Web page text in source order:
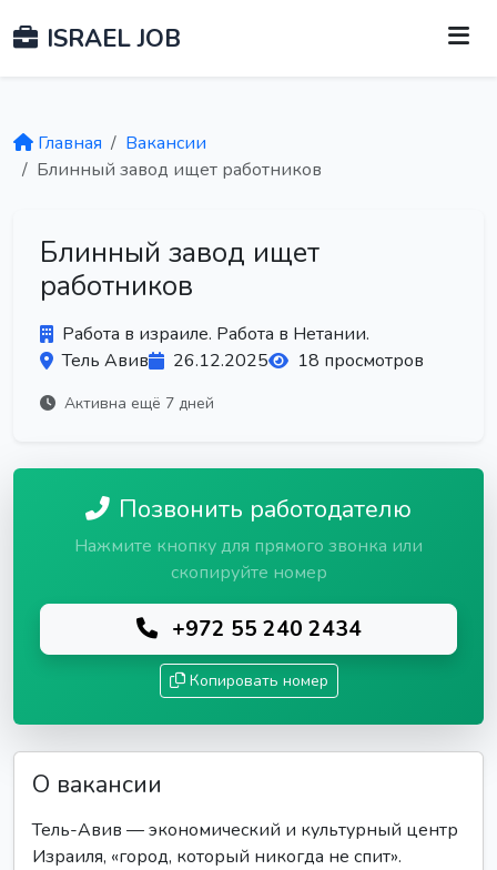
ISRAEL JOB
Главная
Вакансии
Блинный завод ищет работников
Блинный завод ищет
работников
Работа в израиле. Работа в Нетании.
Тель Авив
26.12.2025 18 просмотров
Активна ещё 7 дней
Позвонить работодателю
Нажмите кнопку для прямого звонка или
скопируйте номер
+972 55 240 2434
Копировать номер
О вакансии
Тель-Авив — экономический и культурный центр
Израиля, «город, который никогда не спит».